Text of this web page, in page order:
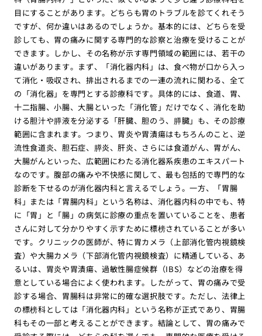
目にすることがあります。どちらも胃のトラブルを診てくれそう
ですが、何か違いはあるのでしょうか。基本的には、どちらを受
診しても、胃の痛みに関する専門的な診察と治療を受けることが
できます。しかし、その名称が示す専門領域の範囲には、若干の
違いがあります。まず、「消化器内科」は、食べ物が口から入っ
て消化・吸収され、排出されるまでの一連の流れに関わる、全て
の「消化器」を専門とする診療科です。具体的には、食道、胃、
十二指腸、小腸、大腸といった「消化管」だけでなく、消化を助
ける胆汁や膵液を分泌する「肝臓、胆のう、膵臓」も、その診療
範囲に含まれます。つまり、胃炎や胃潰瘍はもちろんのこと、逆
流性食道炎、胆石症、膵炎、肝炎、さらには食道がん、胃がん、
大腸がんといった、広範囲にわたる消化器系疾患のエキスパート
なのです。腹部の痛みや不快感に関して、最も包括的で専門的な
診断を下せるのが消化器内科と言えるでしょう。一方、「胃腸
科」または「胃腸内科」という名称は、消化器内科の中でも、特
に「胃」と「腸」の病気に診療の重点を置いていることを、患者
さんに対して分かりやすく示すために標榜されていることが多い
です。クリニックの医師が、特に胃カメラ（上部消化管内視鏡検
査）や大腸カメラ（下部消化管内視鏡検査）に精通している、あ
るいは、胃炎や胃潰瘍、過敏性腸症候群（IBS）などの治療を得
意としている場合によく使われます。したがって、胃の痛みで受
診する場合、胃腸科は非常に的確な選択肢です。ただし、法律上
の標榜科としては「消化器内科」という名称が正式であり、胃腸
科もその一部と考えることができます。結論として、胃の痛みで